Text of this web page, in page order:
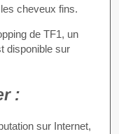
cheveux fins.
de TF1, un
disponible sur
:
sur Internet,